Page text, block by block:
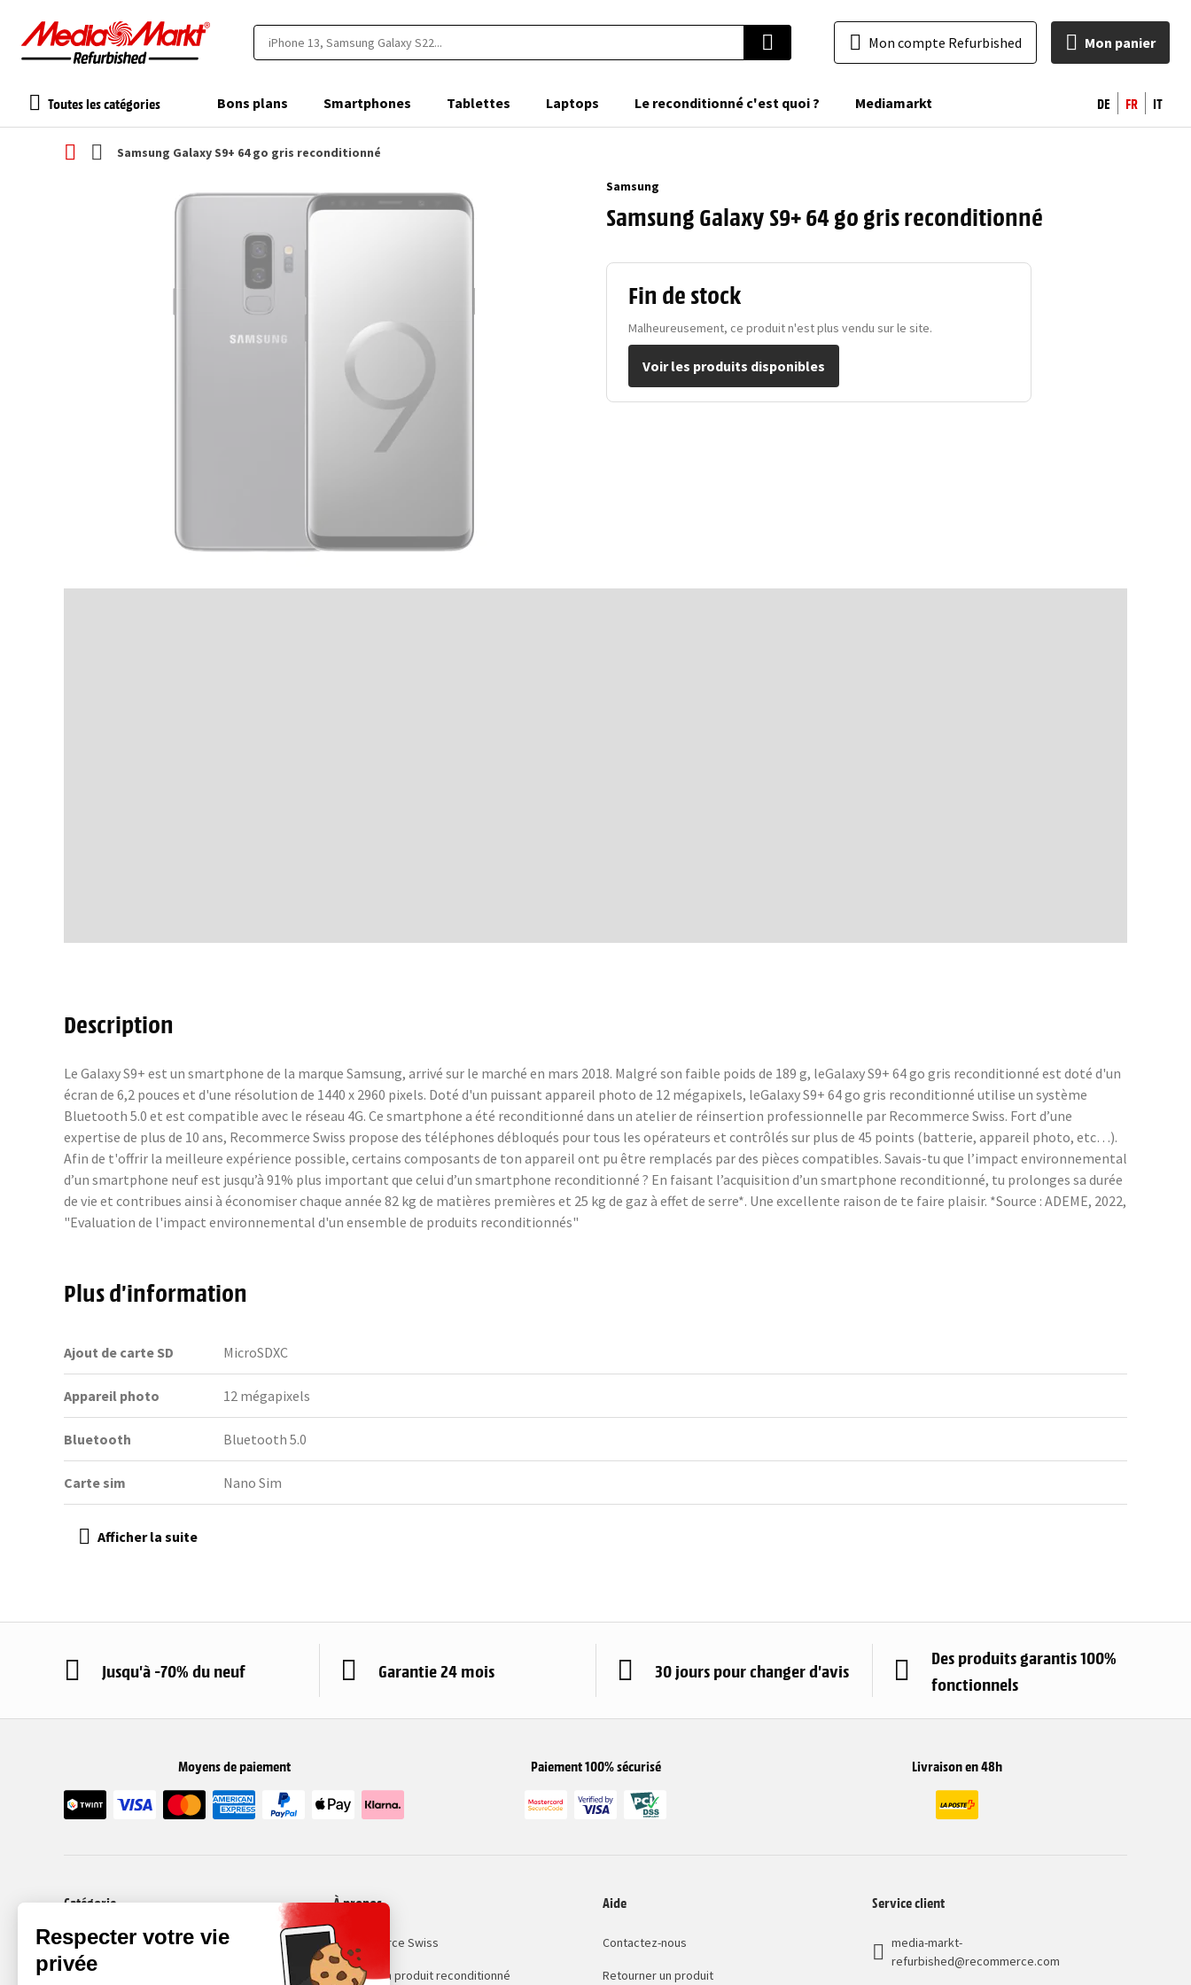
Mon compte Refurbished Mon panier
Toutes les catégories Bons plans Smartphones Tablettes Laptops Le reconditionné c'est quoi ? Mediamarkt DE FR IT
Samsung Galaxy S9+ 64 go gris reconditionné
Samsung
Samsung Galaxy S9+ 64 go gris reconditionné
Fin de stock
Malheureusement, ce produit n'est plus vendu sur le site.
Voir les produits disponibles
Description
Le Galaxy S9+ est un smartphone de la marque Samsung, arrivé sur le marché en mars 2018. Malgré son faible poids de 189 g, leGalaxy S9+ 64 go gris reconditionné est doté d'un
écran de 6,2 pouces et d'une résolution de 1440 x 2960 pixels. Doté d'un puissant appareil photo de 12 mégapixels, leGalaxy S9+ 64 go gris reconditionné utilise un système
Bluetooth 5.0 et est compatible avec le réseau 4G. Ce smartphone a été reconditionné dans un atelier de réinsertion professionnelle par Recommerce Swiss. Fort d’une
expertise de plus de 10 ans, Recommerce Swiss propose des téléphones débloqués pour tous les opérateurs et contrôlés sur plus de 45 points (batterie, appareil photo, etc…).
Afin de t'offrir la meilleure expérience possible, certains composants de ton appareil ont pu être remplacés par des pièces compatibles. Savais-tu que l’impact environnemental
d’un smartphone neuf est jusqu’à 91% plus important que celui d’un smartphone reconditionné ? En faisant l’acquisition d’un smartphone reconditionné, tu prolonges sa durée
de vie et contribues ainsi à économiser chaque année 82 kg de matières premières et 25 kg de gaz à effet de serre*. Une excellente raison de te faire plaisir. *Source : ADEME, 2022,
"Evaluation de l'impact environnemental d'un ensemble de produits reconditionnés"
Plus d’information
Ajout de carte SD MicroSDXC
Appareil photo 12 mégapixels
Bluetooth Bluetooth 5.0
Carte sim Nano Sim
Jusqu'à -70% du neuf Garantie 24 mois 30 jours pour changer d'avis
Des produits garantis 100%
fonctionnels
Moyens de paiement Paiement 100% sécurisé Livraison en 48h
Catégorie
Smartphones
À propos
Recommerce Swiss
Choisir son produit reconditionné
Aide
Contactez-nous
Retourner un produit
Service client
media-markt-
refurbished@recommerce.com